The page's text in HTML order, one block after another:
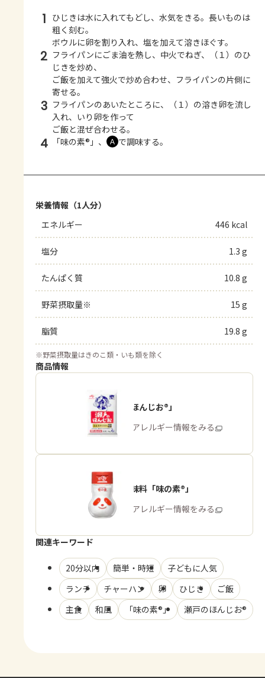
1 ひじきは水に入れてもどし、水気をきる。長いものは
粗く刻む。
ボウルに卵を割り入れ、塩を加えて溶きほぐす。
2 フライパンにごま油を熱し、中火でねぎ、（１）のひ
じきを炒め、
ご飯を加えて強火で炒め合わせ、フライパンの片側に
寄せる。
3 フライパンのあいたところに、（１）の溶き卵を流し
入れ、いり卵を作って
ご飯と混ぜ合わせる。
4 「味の素®」、 Ａ で調味する。
栄養情報（1人分）
エネルギー
446 kcal
塩分 1.3 g
たんぱく質 10.8 g
野菜摂取量※ 15 g
脂質 19.8 g
※野菜摂取量はきのこ類・いも類を除く
商品情報
「瀬戸のほんじお®」
商品・アレルギー情報をみる
うま味調味料「味の素®」
商品・アレルギー情報をみる
関連キーワード
20分以内 簡単・時短
子どもに人気
ランチ
チャーハン 卵 ひじき
ご飯
主食
和風 「味の素®」 瀬戸のほんじお®